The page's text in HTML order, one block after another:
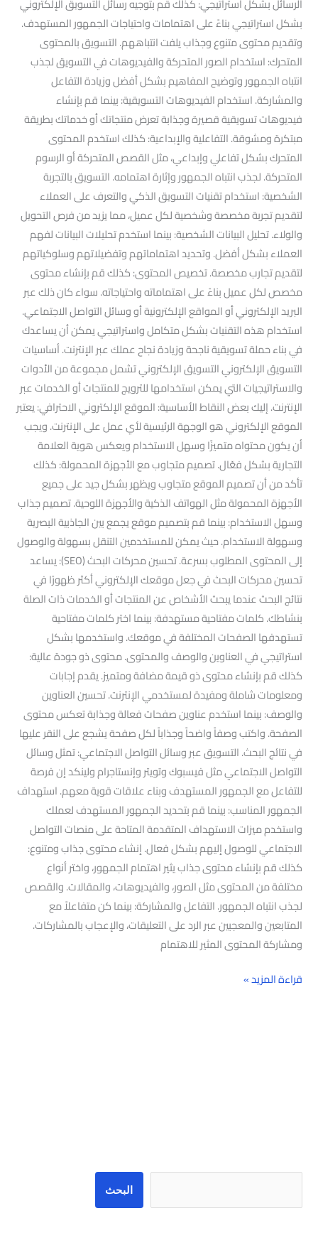
بشكل استراتيجي بناءً على اهتمامات واحتياجات الجمهور المستهدف.
وتقديم محتوى متنوع وجذاب يلفت انتباههم. التسويق بالمحتوى
المتحرك: استخدام الصور المتحركة والفيديوهات في التسويق لجذب
انتباه الجمهور وتوضيح المفاهيم بشكل أفضل وزيادة التفاعل
والمشاركة. استخدام الفيديوهات التسويقية: بينما قم بإنشاء
فيديوهات تسويقية قصيرة وجذابة تعرض منتجاتك أو خدماتك بطريقة
مبتكرة ومشوقة. التفاعلية والإبداعية: كذلك استخدم المحتوى
المتحرك بشكل تفاعلي وإبداعي، مثل القصص المتحركة أو الرسوم
المتحركة. لجذب انتباه الجمهور وإثارة اهتمامه. التسويق بالتجربة
الشخصية: استخدام تقنيات التسويق الذكي والتعرف على العملاء
لتقديم تجربة مخصصة وشخصية لكل عميل، مما يزيد من فرص التحويل
والولاء. تحليل البيانات الشخصية: بينما استخدم تحليلات البيانات لفهم
العملاء بشكل أفضل. وتحديد اهتماماتهم وتفضيلاتهم وسلوكياتهم
لتقديم تجارب مخصصة. تخصيص المحتوى: كذلك قم بإنشاء محتوى
مخصص لكل عميل بناءً على اهتماماته واحتياجاته. سواء كان ذلك عبر
البريد الإلكتروني أو المواقع الإلكترونية أو وسائل التواصل الاجتماعي.
استخدام هذه التقنيات بشكل متكامل واستراتيجي يمكن أن يساعدك
في بناء حملة تسويقية ناجحة وزيادة نجاح عملك عبر الإنترنت. أساسيات
التسويق الإلكتروني التسويق الإلكتروني تشمل مجموعة من الأدوات
والاستراتيجيات التي يمكن استخدامها للترويج للمنتجات أو الخدمات عبر
الإنترنت. إليك بعض النقاط الأساسية: الموقع الإلكتروني الاحترافي: يعتبر
الموقع الإلكتروني هو الوجهة الرئيسية لأي عمل على الإنترنت. ويجب
أن يكون محتواه متميزًا وسهل الاستخدام ويعكس هوية العلامة
التجارية بشكل فعّال. تصميم متجاوب مع الأجهزة المحمولة: كذلك
تأكد من أن تصميم الموقع متجاوب ويظهر بشكل جيد على جميع
الأجهزة المحمولة مثل الهواتف الذكية والأجهزة اللوحية. تصميم جذاب
وسهل الاستخدام: بينما قم بتصميم موقع يجمع بين الجاذبية البصرية
وسهولة الاستخدام. حيث يمكن للمستخدمين التنقل بسهولة والوصول
إلى المحتوى المطلوب بسرعة. تحسين محركات البحث (SEO): يساعد
تحسين محركات البحث في جعل موقعك الإلكتروني أكثر ظهورًا في
نتائج البحث عندما يبحث الأشخاص عن المنتجات أو الخدمات ذات الصلة
بنشاطك. كلمات مفتاحية مستهدفة: بينما اختر كلمات مفتاحية
تستهدفها الصفحات المختلفة في موقعك. واستخدمها بشكل
استراتيجي في العناوين والوصف والمحتوى. محتوى ذو جودة عالية:
كذلك قم بإنشاء محتوى ذو قيمة مضافة ومتميز. يقدم إجابات
ومعلومات شاملة ومفيدة لمستخدمي الإنترنت. تحسين العناوين
والوصف: بينما استخدم عناوين صفحات فعالة وجذابة تعكس محتوى
الصفحة. واكتب وصفاً واضحاً وجذاباً لكل صفحة يشجع على النقر عليها
في نتائج البحث. التسويق عبر وسائل التواصل الاجتماعي: تمثل وسائل
التواصل الاجتماعي مثل فيسبوك وتويتر وإنستاجرام ولينكد إن فرصة
للتفاعل مع الجمهور المستهدف وبناء علاقات قوية معهم. استهداف
الجمهور المناسب: بينما قم بتحديد الجمهور المستهدف لعملك
واستخدم ميزات الاستهداف المتقدمة المتاحة على منصات التواصل
الاجتماعي للوصول إليهم بشكل فعال. إنشاء محتوى جذاب ومتنوع:
كذلك قم بإنشاء محتوى جذاب يثير اهتمام الجمهور، واختر أنواع
مختلفة من المحتوى مثل الصور، والفيديوهات، والمقالات. والقصص
لجذب انتباه الجمهور. التفاعل والمشاركة: بينما كن متفاعلاً مع
المتابعين والمعجبين عبر الرد على التعليقات، والإعجاب بالمشاركات.
ومشاركة المحتوى المثير للاهتمام
قراءة المزيد »
البحث